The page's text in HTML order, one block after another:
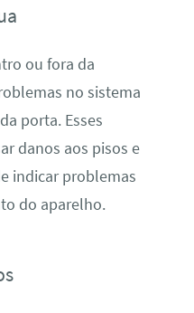
ou fora da
no sistema
porta. Esses
danos aos pisos e
indicar problemas
do aparelho.